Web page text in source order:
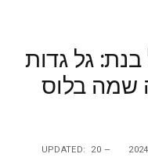
בנת: גל גדות
שמה בלוס
UPDATED: 20